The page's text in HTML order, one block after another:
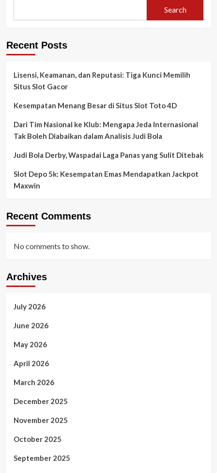
Search
Recent Posts
Lisensi, Keamanan, dan Reputasi: Tiga Kunci Memilih
Situs Slot Gacor
Kesempatan Menang Besar di Situs Slot Toto 4D
Dari Tim Nasional ke Klub: Mengapa Jeda Internasional
Tak Boleh Diabaikan dalam Analisis Judi Bola
Judi Bola Derby, Waspadai Laga Panas yang Sulit Ditebak
Slot Depo 5k: Kesempatan Emas Mendapatkan Jackpot
Maxwin
Recent Comments
No comments to show.
Archives
July 2026
June 2026
May 2026
April 2026
March 2026
December 2025
November 2025
October 2025
September 2025